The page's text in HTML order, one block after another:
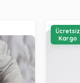
Ücretsiz
Kargo